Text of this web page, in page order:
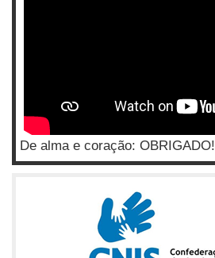
De alma e coração: OBRIGADO!